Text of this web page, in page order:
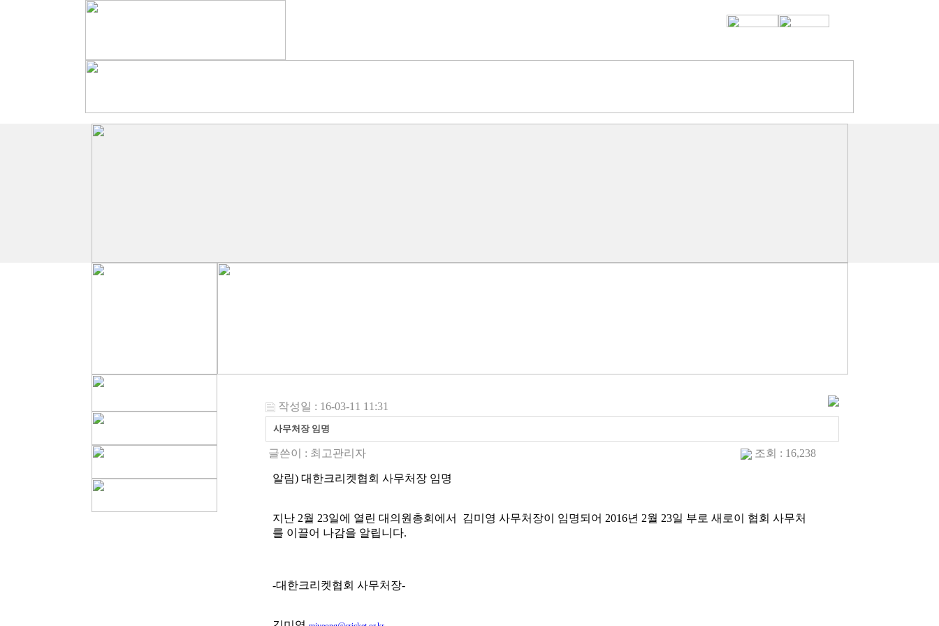
작성일 : 16-03-11 11:31
사무처장 임명
글쓴이 : 최고관리자 조회 : 16,238
알림) 대한크리켓협회 사무처장 임명
지난 2월 23일에 열린 대의원총회에서 김미영 사무처장이 임명되어 2016년 2월 23일 부로 새로이 협회 사무처
를 이끌어 나감을 알립니다.
-대한크리켓협회 사무처장-